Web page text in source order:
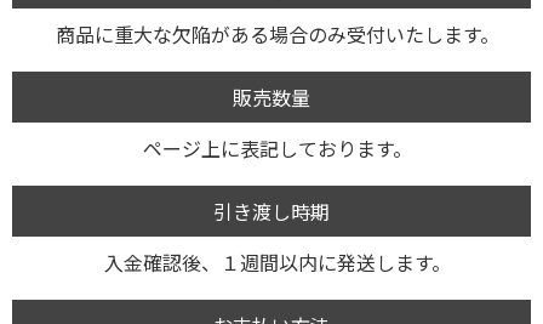
商品に重大な欠陥がある場合のみ受付いたします。
販売数量
ページ上に表記しております。
引き渡し時期
入金確認後、１週間以内に発送します。